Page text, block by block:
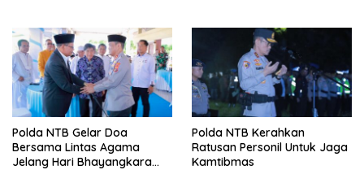
Polda NTB Gelar Doa
Bersama Lintas Agama
Jelang Hari Bhayangkara
Polda NTB Kerahkan
Ratusan Personil Untuk Jaga
Kamtibmas